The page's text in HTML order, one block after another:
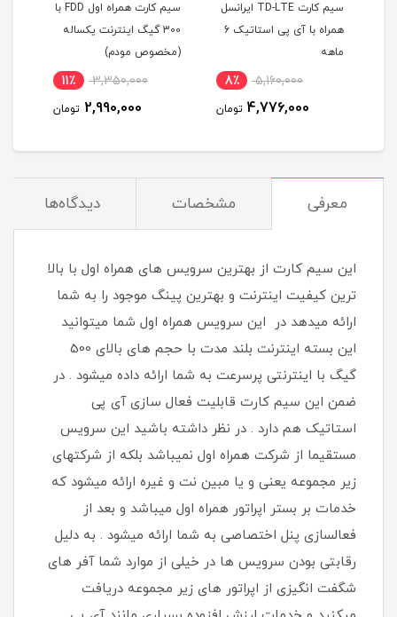
سیم کارت TD-LTE ایرانسل
همراه با آی پی استاتیک 6
تومان
سیم کارت همراه اول FDD با
300 گیگ اینترنت یکساله
3,350,000 11٪
2,990,000 تومان
نت با آی پی استاتیک
7,500,000
7,290,000
معرفی مشخصات دیدگاه‌ها
این سیم کارت از بهترین سرویس های همراه اول با بالا
ترین کیفیت اینترنت و بهترین پینگ موجود را به شما
ارائه میدهد در این سرویس همراه اول شما میتوانید
این بسته اینترنت بلند مدت با حجم های بالای 500
گیگ با اینترنتی پرسرعت به شما ارائه داده میشود . در
ضمن این سیم کارت قابلیت فعال سازی آی پی
استاتیک هم دارد . در نظر داشته باشید این سرویس
مستقیما از شرکت همراه اول نمیباشد بلکه از شرکتهای
زیر مجموعه یعنی و یا مبین نت و غیره ارائه میشود که
خدمات بر بستر اپراتور همراه اول میباشد و بعد از
فعالسازی پنل اختصاصی به شما ارائه میشود . به دلیل
رقابتی بودن سرویس ها در خیلی از موارد شما آفر های
شگفت انگیزی از اپراتور های زیر مجموعه دریافت